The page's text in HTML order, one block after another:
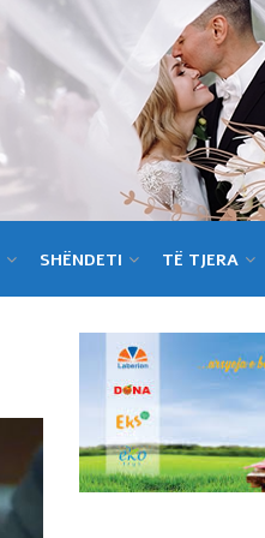
SHËNDETI TË TJERA